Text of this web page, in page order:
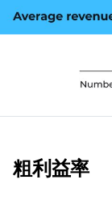
粗利益率